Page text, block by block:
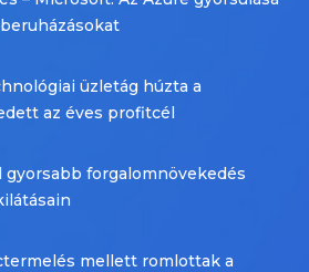
üzletág húzta a
az éves profitcél
gyorsabb forgalomnövekedés
mellett romlottak a